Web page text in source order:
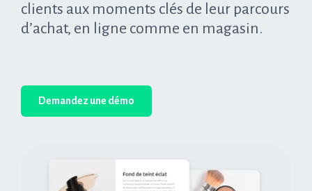
clients aux moments clés de leur parcours
d’achat, en ligne comme en magasin.
Demandez une démo